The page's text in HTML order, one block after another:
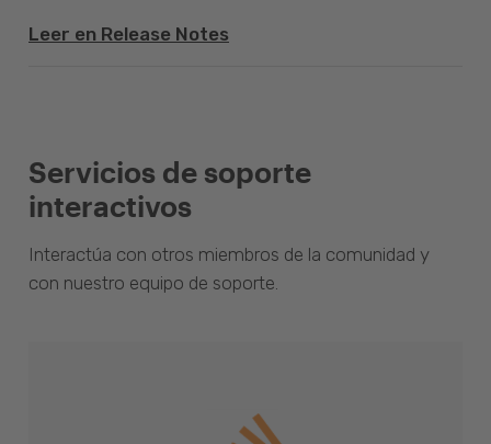
Leer en Release Notes
Servicios de soporte
interactivos
Interactúa con otros miembros de la comunidad y
con nuestro equipo de soporte.